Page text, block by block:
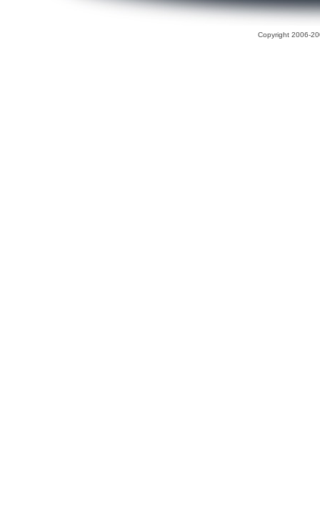
Copyright 2006-